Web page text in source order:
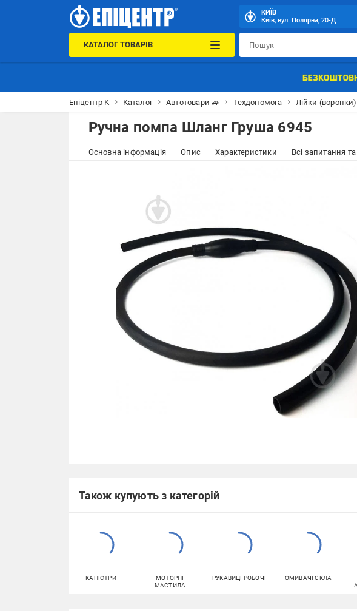
КИЇВ
Київ, вул. Полярна, 20-Д
КАТАЛОГ ТОВАРІВ
Епіцентр К Каталог Автотовари 🚙 Техдопомога Лійки (воронки)
Ручна помпа Шланг Груша 6945
Основна інформація Опис Характеристики Всі запитання та
Також купують з категорій
КАНІСТРИ
МОТОРНІ
МАСТИЛА
РУКАВИЦІ РОБОЧІ ОМИВАЧІ СКЛА